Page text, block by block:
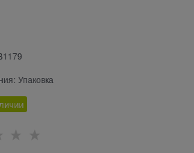
Упаковка